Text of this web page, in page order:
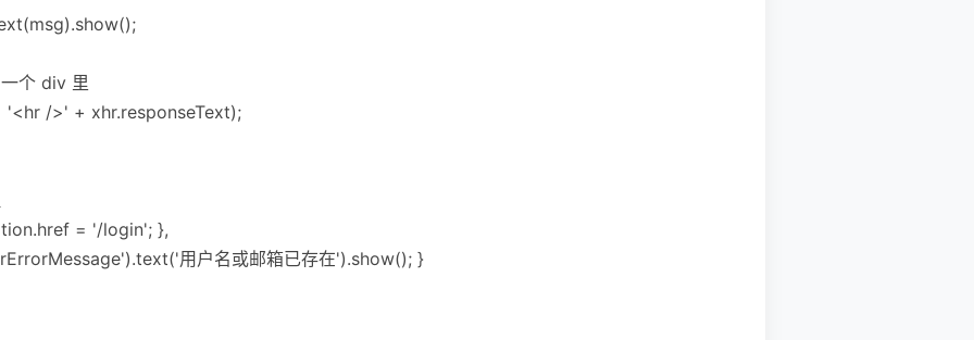
个 div 里
/>' + xhr.responseText);
= '/login'; },
用户名或邮箱已存在').show(); }